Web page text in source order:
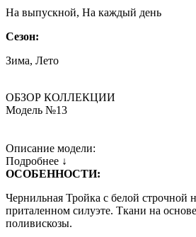
На выпускной, На каждый день
Сезон:
Зима, Лето
ОБЗОР КОЛЛЕКЦИИ
Модель №13
Описание модели:
Подробнее ↓
ОСОБЕННОСТИ:
Чернильная Тройка с белой строчной
приталенном силуэте. Ткани на
поливискозы.